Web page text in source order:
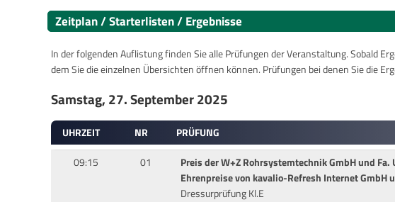
Zeitplan / Starterlisten / Ergebnisse
In der folgenden Auflistung finden Sie alle Prüfungen der Veranstaltung. Sobald
dem Sie die einzelnen Übersichten öffnen können. Prüfungen bei denen Sie die
Samstag, 27. September 2025
UHRZEIT NR PRÜFUNG
09:15
01
Preis der W+Z Rohrsystemtechnik GmbH und Fa.
Ehrenpreise von kavalio-Refresh Internet GmbH
Dressurprüfung Kl.E